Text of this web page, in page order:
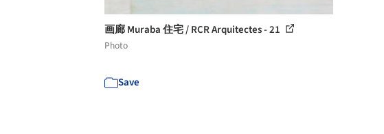
画廊 Muraba 住宅 / RCR Arquitectes - 21
Photo
Save